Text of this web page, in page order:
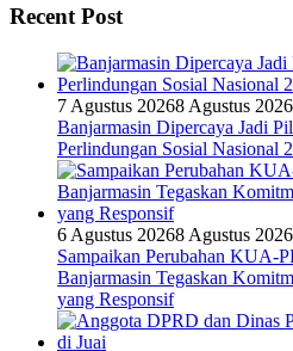
Recent Post
7 Agustus 20268 Agustus 2026
Banjarmasin Dipercaya Jadi
Perlindungan Sosial Nasional
6 Agustus 20268 Agustus 2026
Sampaikan Perubahan KUA-
Banjarmasin Tegaskan
yang Responsif